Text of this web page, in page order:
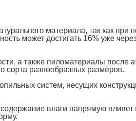
материала, так как при
может достигать 16% уже
а также пиломатериалы после
сорта разнообразных размеров.
систем, несущих
влаги напрямую влияет